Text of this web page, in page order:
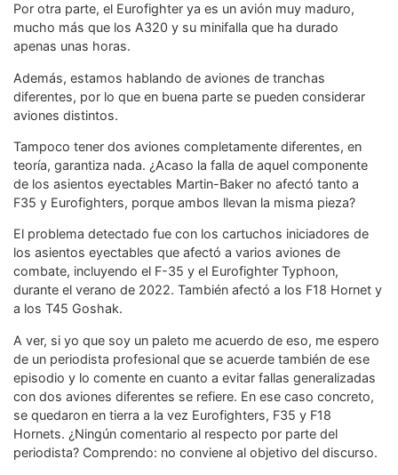
Por otra parte, el Eurofighter ya es un avión muy maduro,
mucho más que los A320 y su minifalla que ha durado
apenas unas horas.
Además, estamos hablando de aviones de tranchas
diferentes, por lo que en buena parte se pueden considerar
aviones distintos.
Tampoco tener dos aviones completamente diferentes, en
teoría, garantiza nada. ¿Acaso la falla de aquel componente
de los asientos eyectables Martin-Baker no afectó tanto a
F35 y Eurofighters, porque ambos llevan la misma pieza?
El problema detectado fue con los cartuchos iniciadores de
los asientos eyectables que afectó a varios aviones de
combate, incluyendo el F-35 y el Eurofighter Typhoon,
durante el verano de 2022. También afectó a los F18 Hornet y
a los T45 Goshak.
A ver, si yo que soy un paleto me acuerdo de eso, me espero
de un periodista profesional que se acuerde también de ese
episodio y lo comente en cuanto a evitar fallas generalizadas
con dos aviones diferentes se refiere. En ese caso concreto,
se quedaron en tierra a la vez Eurofighters, F35 y F18
Hornets. ¿Ningún comentario al respecto por parte del
periodista? Comprendo: no conviene al objetivo del discurso.